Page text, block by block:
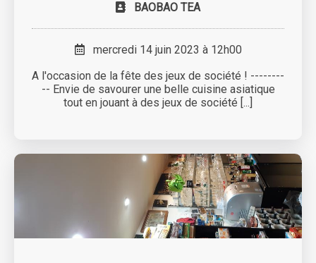
BAOBAO TEA
mercredi 14 juin 2023 à 12h00
A l'occasion de la fête des jeux de société ! --------
-- Envie de savourer une belle cuisine asiatique
tout en jouant à des jeux de société [...]